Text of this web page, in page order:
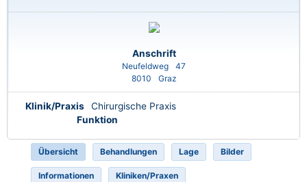
Anschrift
Neufeldweg
47
8010
Graz
Klinik/Praxis
Chirurgische Praxis
Funktion
Übersicht Behandlungen Lage Bilder
Informationen Kliniken/Praxen